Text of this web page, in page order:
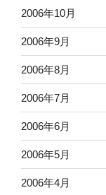
2006年10月
2006年9月
2006年8月
2006年7月
2006年6月
2006年5月
2006年4月